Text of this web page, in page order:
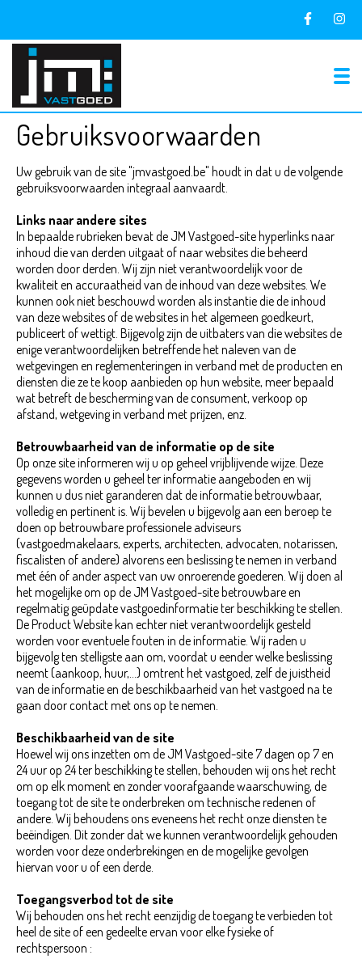
Gebruiksvoorwaarden
Uw gebruik van de site "jmvastgoed.be" houdt in dat u de volgende
gebruiksvoorwaarden integraal aanvaardt.
Links naar andere sites
In bepaalde rubrieken bevat de JM Vastgoed-site hyperlinks naar
inhoud die van derden uitgaat of naar websites die beheerd
worden door derden. Wij zijn niet verantwoordelijk voor de
kwaliteit en accuraatheid van de inhoud van deze websites. We
kunnen ook niet beschouwd worden als instantie die de inhoud
van deze websites of de websites in het algemeen goedkeurt,
publiceert of wettigt. Bijgevolg zijn de uitbaters van die websites de
enige verantwoordelijken betreffende het naleven van de
wetgevingen en reglementeringen in verband met de producten en
diensten die ze te koop aanbieden op hun website, meer bepaald
wat betreft de bescherming van de consument, verkoop op
afstand, wetgeving in verband met prijzen, enz.
Betrouwbaarheid van de informatie op de site
Op onze site informeren wij u op geheel vrijblijvende wijze. Deze
gegevens worden u geheel ter informatie aangeboden en wij
kunnen u dus niet garanderen dat de informatie betrouwbaar,
volledig en pertinent is. Wij bevelen u bijgevolg aan een beroep te
doen op betrouwbare professionele adviseurs
(vastgoedmakelaars, experts, architecten, advocaten, notarissen,
fiscalisten of andere) alvorens een beslissing te nemen in verband
met één of ander aspect van uw onroerende goederen. Wij doen al
het mogelijke om op de JM Vastgoed-site betrouwbare en
regelmatig geüpdate vastgoedinformatie ter beschikking te stellen.
De Product Website kan echter niet verantwoordelijk gesteld
worden voor eventuele fouten in de informatie. Wij raden u
bijgevolg ten stelligste aan om, voordat u eender welke beslissing
neemt (aankoop, huur,...) omtrent het vastgoed, zelf de juistheid
van de informatie en de beschikbaarheid van het vastgoed na te
gaan door contact met ons op te nemen.
Beschikbaarheid van de site
Hoewel wij ons inzetten om de JM Vastgoed-site 7 dagen op 7 en
24 uur op 24 ter beschikking te stellen, behouden wij ons het recht
om op elk moment en zonder voorafgaande waarschuwing, de
toegang tot de site te onderbreken om technische redenen of
andere. Wij behoudens ons eveneens het recht onze diensten te
beëindigen. Dit zonder dat we kunnen verantwoordelijk gehouden
worden voor deze onderbrekingen en de mogelijke gevolgen
hiervan voor u of een derde.
Toegangsverbod tot de site
Wij behouden ons het recht eenzijdig de toegang te verbieden tot
heel de site of een gedeelte ervan voor elke fysieke of
rechtspersoon :